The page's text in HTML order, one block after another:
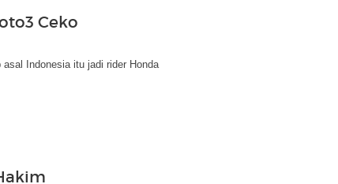
Ceko
Indonesia itu jadi rider Honda